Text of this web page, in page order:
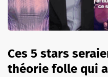
Ces 5 stars
théorie folle qui